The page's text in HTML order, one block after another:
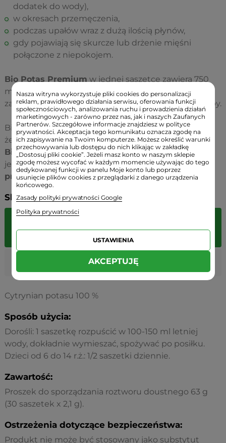
dodatek do wody),
w okresach przemęczenia,
podczas upałów wraz z dużą ilością płynów,
gdy pojawiają się skurcze lub drżenie mięśni
połączone z niepokojem.
Bio Potas Premium w jednej saszetce zawiera 750
mg cytrynianu potasu, co pokrywa 37,5% dziennego
zapotrzebowania przeciętnej, dorosłej i zdrowej osoby.
Bio Potas Premium łatwo przygotować z pewnością,
że dostarczysz pożądaną dawkę potasu.
Bio Potas Premiumw postaci cytrynianu magnezu
jest formą organiczną, co sprawia, że jestświetnie
przyswajany przez organizm.
Składniki:
750 mg
Cytrynian potasu 100 %
Sposób użycia:
Dorośli: 1 saszetkę rozpuścić w 100-150 ml letniej
wody, dokładnie wymieszać, spożywać po posiłku.
Dzieci od 6 do 14 r.ż.: 1/2 saszetki dziennie.
Zawartość:
Proszek do sporządzania roztworu doustnego 63 g
(30 saszetek x 2,1 g).
Ostrzeżenia dotyczące bezpieczeństwa:
Produkt nie może być stosowany jako substytut
Nasza witryna wykorzystuje pliki cookies do personalizacji
reklam, prawidłowego działania serwisu, oferowania funkcji
społecznościowych, analizowania ruchu i prowadzienia działań
marketingowych - zarówno przez nas, jak i naszych Zaufanych
Partnerów. Szczegółowe informacje znajdziesz w polityce
prywatności. Akceptacja tego komunikatu oznacza zgodę na
ich zapisywanie na Twoim komputerze. Możesz określić warunki
przechowywania lub dostępu do nich klikając w zakładkę
„Dostosuj pliki cookie”. Jeżeli masz konto w naszym sklepie
zgodę możesz wycofać w każdym momencie używając do tego
dedykowanej funkcji w panelu Moje konto lub poprzez
usunięcie plików cookies z przeglądarki z danego urządzenia
końcowego.
Zasady polityki prywatności Google
Polityka prywatności
USTAWIENIA
AKCEPTUJĘ